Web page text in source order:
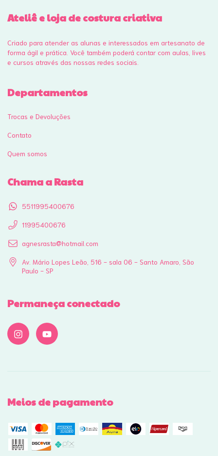
Ateliê e loja de costura criativa
Criado para atender as alunas e interessados em artesanato de
forma ágil e prática. Você também poderá contar com aulas, lives
e cursos através das nossas redes sociais.
Departamentos
Trocas e Devoluções
Contato
Quem somos
Chama a Rasta
5511995400676
11995400676
agnesrasta@hotmail.com
Av. Mário Lopes Leão, 516 - sala 06 - Santo Amaro, São
Paulo - SP
Permaneça conectado
Meios de pagamento